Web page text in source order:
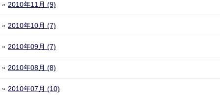
2010年11月 (9)
2010年10月 (7)
2010年09月 (7)
2010年08月 (8)
2010年07月 (10)